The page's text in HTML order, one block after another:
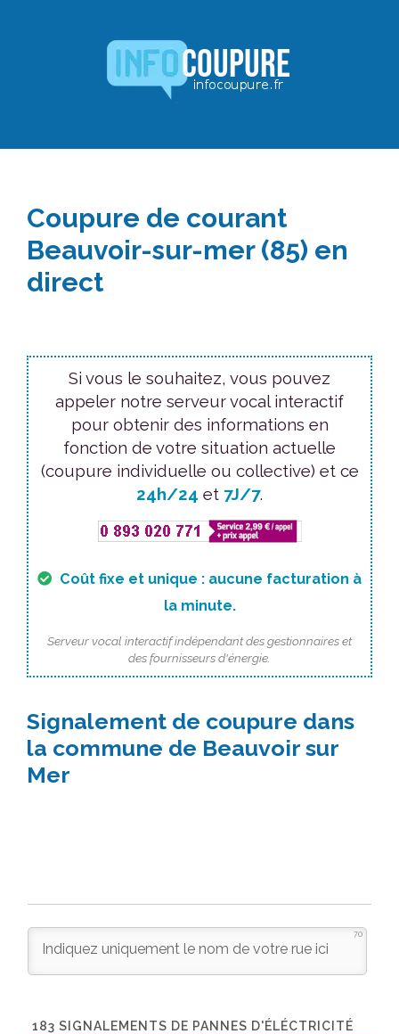
Coupure de courant
Beauvoir-sur-mer (85) en
direct
Si vous le souhaitez, vous pouvez
appeler notre serveur vocal interactif
pour obtenir des informations en
fonction de votre situation actuelle
(coupure individuelle ou collective) et ce
24h/24 et 7J/7.
Coût fixe et unique : aucune facturation à
la minute.
Serveur vocal interactif indépendant des gestionnaires et
des fournisseurs d'énergie.
Signalement de coupure dans
la commune de Beauvoir sur
Mer
70
183 SIGNALEMENTS DE PANNES D'ÉLÉCTRICITÉ